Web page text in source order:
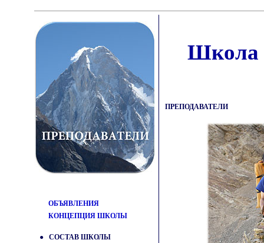
Школа
ПРЕПОДАВАТЕЛИ
ОБЪЯВЛЕНИЯ
КОНЦЕПЦИЯ ШКОЛЫ
● СОСТАВ ШКОЛЫ